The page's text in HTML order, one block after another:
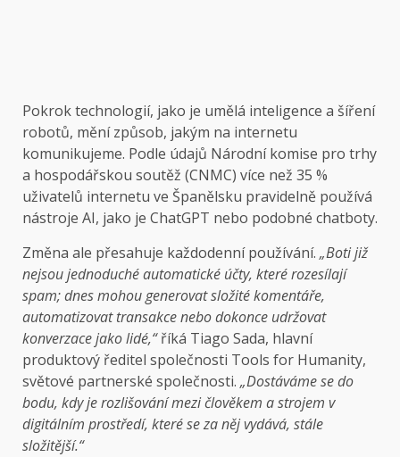
Pokrok technologií, jako je umělá inteligence a šíření
robotů, mění způsob, jakým na internetu
komunikujeme. Podle údajů Národní komise pro trhy
a hospodářskou soutěž (CNMC) více než 35 %
uživatelů internetu ve Španělsku pravidelně používá
nástroje AI, jako je ChatGPT nebo podobné chatboty.
Změna ale přesahuje každodenní používání. „Boti již
nejsou jednoduché automatické účty, které rozesílají
spam; dnes mohou generovat složité komentáře,
automatizovat transakce nebo dokonce udržovat
konverzace jako lidé,“říká Tiago Sada, hlavní
produktový ředitel společnosti Tools for Humanity,
světové partnerské společnosti. „Dostáváme se do
bodu, kdy je rozlišování mezi člověkem a strojem v
digitálním prostředí, které se za něj vydává, stále
složitější.“